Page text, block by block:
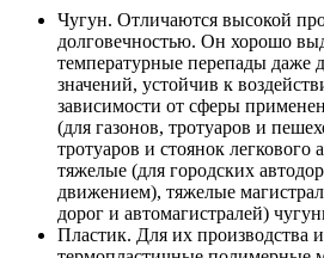
Чугун. Отличаются высокой
долговечностью. Он хорошо
температурные перепады даже
значений, устойчив к
зависимости от сферы
(для газонов, тротуаров и
тротуаров и стоянок легкового
тяжелые (для городских
движением), тяжелые
дорог и автомагистралей)
Пластик. Для их производства